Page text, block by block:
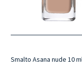
Smalto Asana nude 10